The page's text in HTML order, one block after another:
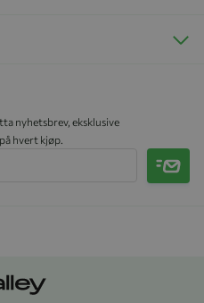
nyhetsbrev, eksklusive
hvert kjøp.
Meld